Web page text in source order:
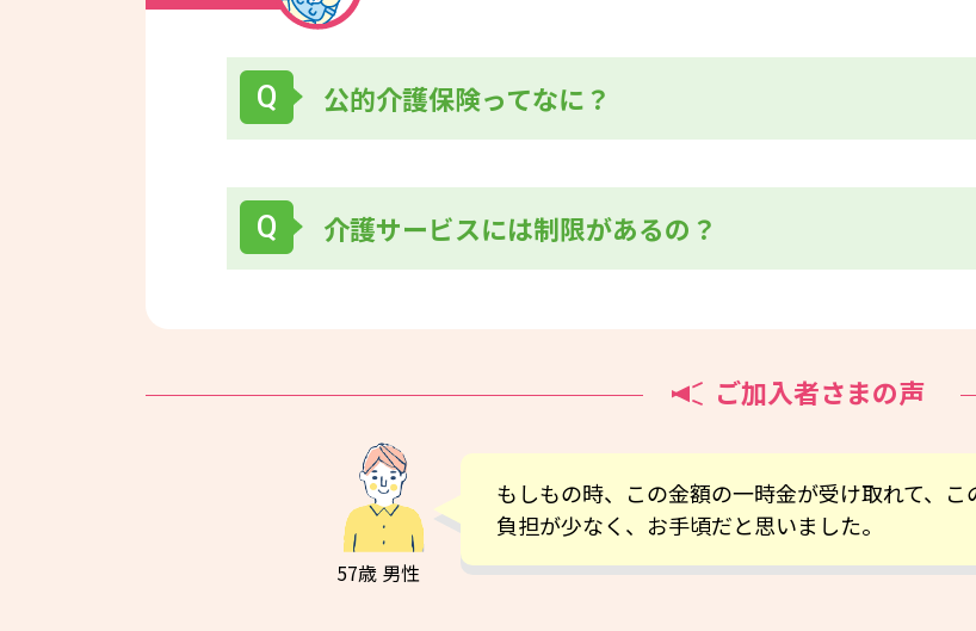
公的介護保険ってなに？
介護サービスには制限があるの？
ご加入者さまの声
57歳 男性
もしもの時、この金額の一時金が受け取れて、こ
負担が少なく、お手頃だと思いました。